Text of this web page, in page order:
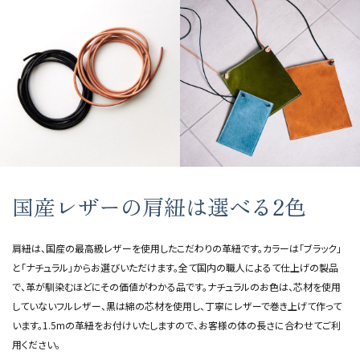
国産レザーの肩紐は選べる2色
肩紐は、国産の最高級レザーを使用したこだわりの革紐です。カラーは「ブラック」
と「ナチュラル」からお選びいただけます。全て国内の職人によるて仕上げの製品
で、革が馴染むほどにその価値がわかる品です。ナチュラルのお色は、芯材を使用
していないフルレザー、黒は綿の芯材を使用し、丁寧にレザーで巻き上げて作って
います。1.5mの革紐をお付けいたしますので、お客様の体の長さに合わせてご利
用ください。